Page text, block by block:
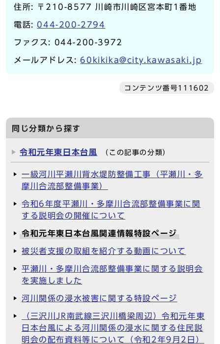
住所: 〒210-8577 川崎市川崎区宮本町1番地
電話: 044-200-2794
ファクス: 044-200-3972
メールアドレス:60kikika@city.kawasaki.jp
コンテンツ番号111602
同じ分類から探す
令和元年東日本台風 （この記事の分類）
一級河川平瀬川背水堤防整備工事（平瀬川・多
摩川合流部整備事業）
令和6年度平瀬川・多摩川合流部整備事業に関
する説明会の開催について
令和元年東日本台風関連情報特設ページ
被災者支援の取組を紹介する動画について
平瀬川・多摩川合流部整備事業に関する説明会
を実施しました
河川関係の浸水被害に関する特設ページ
（三沢川JR南武線三沢川橋梁周辺）令和元年東
日本台風による河川関係の浸水に関する住民説
明会の配布資料等について（令和2年9月2日）